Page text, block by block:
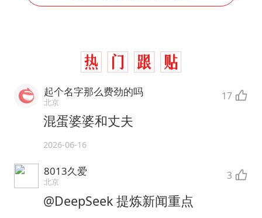
起个名字那么费劲的吗
北京 17
混蛋婆婆和丈夫
2026-06-16
8013久爱
北京 3
@DeepSeek 提炼新闻重点